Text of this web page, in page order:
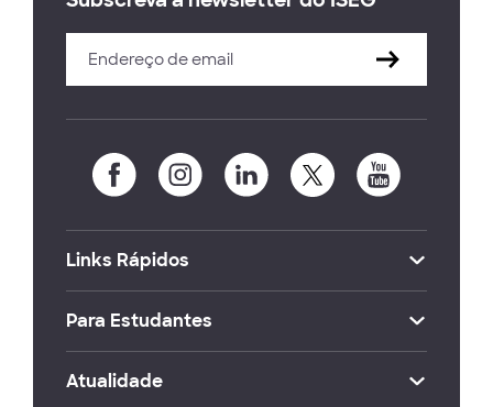
Links Rápidos
Para Estudantes
Atualidade